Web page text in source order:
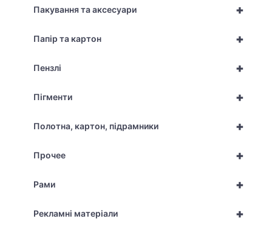
+
Пакування та аксесуари
+
Папір та картон
+
Пензлі
+
Пігменти
+
Полотна, картон, підрамники
+
Прочее
+
Рами
+
Рекламні матеріали